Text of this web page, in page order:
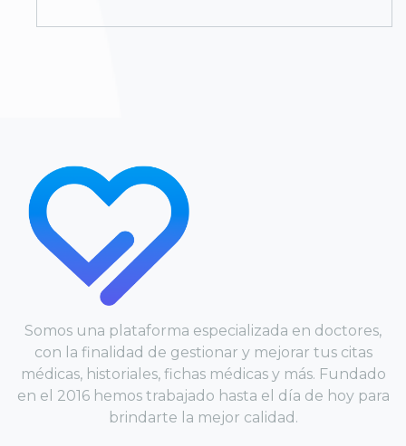
Somos una plataforma especializada en doctores,
con la finalidad de gestionar y mejorar tus citas
médicas, historiales, fichas médicas y más. Fundado
en el 2016 hemos trabajado hasta el día de hoy para
brindarte la mejor calidad.